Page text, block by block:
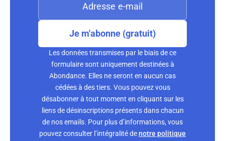
Je m'abonne (gratuit)
Les données transmises par le biais de ce
formulaire sont uniquement destinées à
Abondance. Elles ne seront en aucun cas
cédées à des tiers. Vous pouvez vous
désabonner à tout moment en cliquant sur les
liens de désinscriptions présents dans chacun
de nos emails. Pour plus d’informations, vous
pouvez consulter l’intégralité denotre politique